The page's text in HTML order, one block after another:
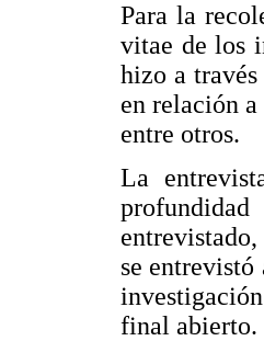
Para la
vitae de los
hizo a
en relación a
entre otros.
La
se entrevistó
final abierto.